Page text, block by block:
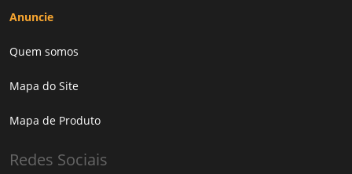
Anuncie
Quem somos
Mapa do Site
Mapa de Produto
Redes Sociais